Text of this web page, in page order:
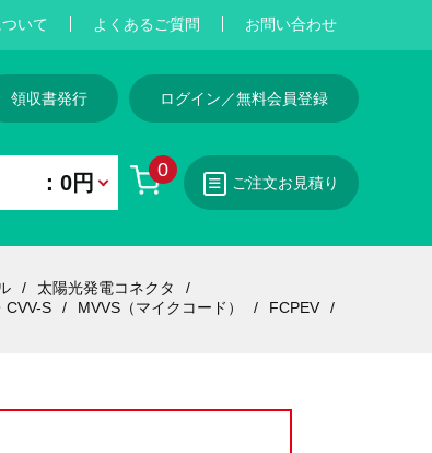
いて よくあるご質問 お問い合わせ
領収書発行 ログイン／無料会員登録
0
：0円 ご注文お見積り
太陽光発電コネクタ
CVV-S MVVS（マイクコード）
FCPEV